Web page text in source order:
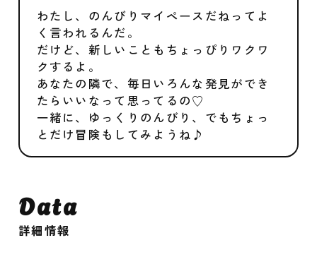
わたし、のんびりマイペースだねってよ
く言われるんだ。
だけど、新しいこともちょっぴりワクワ
クするよ。
あなたの隣で、毎日いろんな発見ができ
たらいいなって思ってるの♡
一緒に、ゆっくりのんびり、でもちょっ
とだけ冒険もしてみようね♪
Data
詳細情報